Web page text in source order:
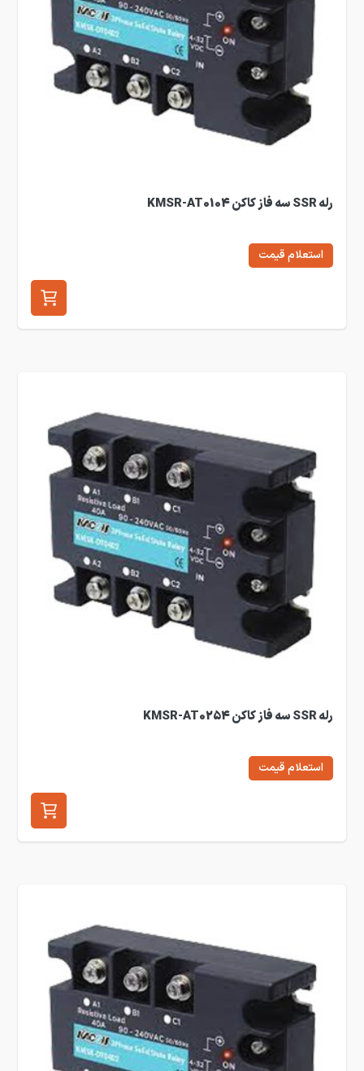
رله SSR سه فاز کاکن KMSR-AT0104
استعلام قیمت
رله SSR سه فاز کاکن KMSR-AT0254
استعلام قیمت